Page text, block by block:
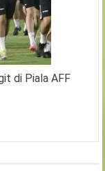
di Piala AFF